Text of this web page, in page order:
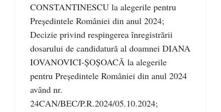
CONSTANTINESCU la alegerile pentru
Președintele României din anul 2024;
Decizie privind respingerea înregistrării
dosarului de candidatură al doamnei DIANA
IOVANOVICI-ȘOȘOACĂ la alegerile
pentru Președintele României din anul 2024
având nr.
24CAN/BEC/P.R.2024/05.10.2024;